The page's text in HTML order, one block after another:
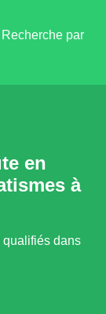
Recherche par
en
à
qualifiés dans